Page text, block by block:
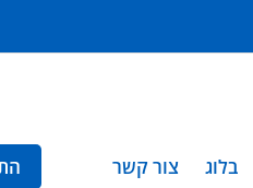
בלוג צור קשר